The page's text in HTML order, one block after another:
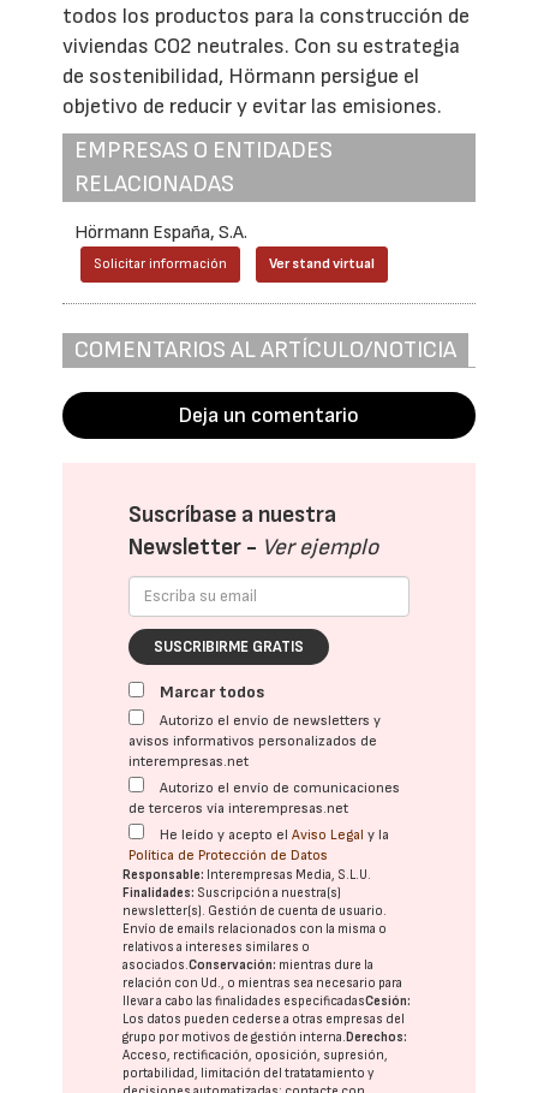
todos los productos para la construcción de
viviendas CO2 neutrales. Con su estrategia
de sostenibilidad, Hörmann persigue el
objetivo de reducir y evitar las emisiones.
EMPRESAS O ENTIDADES
RELACIONADAS
Hörmann España, S.A.
Solicitar información Ver stand virtual
COMENTARIOS AL ARTÍCULO/NOTICIA
Deja un comentario
Suscríbase a nuestra
Newsletter - Ver ejemplo
SUSCRIBIRME GRATIS
Marcar todos
Autorizo el envío de newsletters y
avisos informativos personalizados de
interempresas.net
Autorizo el envío de comunicaciones
de terceros vía interempresas.net
He leído y acepto elAviso Legal y la
Política de Protección de Datos
Responsable: Interempresas Media, S.L.U.
Finalidades: Suscripción a nuestra(s)
newsletter(s). Gestión de cuenta de usuario.
Envío de emails relacionados con la misma o
relativos a intereses similares o
asociados.Conservación: mientras dure la
relación con Ud., o mientras sea necesario para
llevar a cabo las finalidades especificadasCesión:
Los datos pueden cederse a otras empresas del
grupo por motivos de gestión interna.Derechos:
Acceso, rectificación, oposición, supresión,
portabilidad, limitación del tratatamiento y